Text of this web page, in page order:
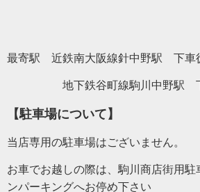
最寄駅 近鉄南大阪線針中野駅 下車
地下鉄谷町線駒川中野駅 下
【駐車場について】
当店専用の駐車場はございません。
お車でお越しの際は、駒川商店街用駐
ンパーキングへお停め下さい